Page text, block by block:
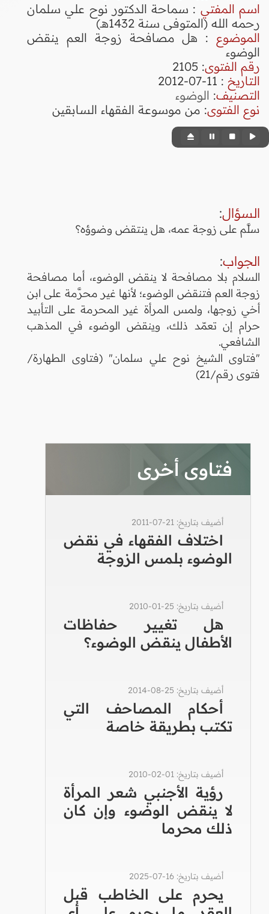
اسم المفتي : سماحة الدكتور نوح علي سلمان
رحمه الله (المتوفى سنة 1432هـ)
الموضوع : هل مصافحة زوجة العم ينقض
الوضوء
رقم الفتوى:
2105
التاريخ : 11-07-2012
التصنيف: الوضوء
نوع الفتوى: من موسوعة الفقهاء السابقين
السؤال:
سلَّم على زوجة عمه، هل ينتقض وضوؤه؟
الجواب:
السلام بلا مصافحة لا ينقض الوضوء، أما مصافحة
زوجة العم فتنقض الوضوء؛ لأنها غير محرَّمة على ابن
أخي زوجها، ولمس المرأة غير المحرمة على التأبيد
حرام إن تعمّد ذلك، وينقض الوضوء في المذهب
الشافعي.
"فتاوى الشيخ نوح علي سلمان" (فتاوى الطهارة/
فتوى رقم/21)
فتاوى أخرى
أضيف بتاريخ: 21-07-2011
اختلاف الفقهاء في نقض
الوضوء بلمس الزوجة
أضيف بتاريخ: 25-01-2010
هل تغيير حفاظات
الأطفال ينقض الوضوء؟
أضيف بتاريخ: 25-08-2014
أحكام المصاحف التي
تكتب بطريقة خاصة
أضيف بتاريخ: 01-02-2010
رؤية الأجنبي شعر المرأة
لا ينقض الوضوء وإن كان
ذلك محرما
أضيف بتاريخ: 16-07-2025
يحرم على الخاطب قبل